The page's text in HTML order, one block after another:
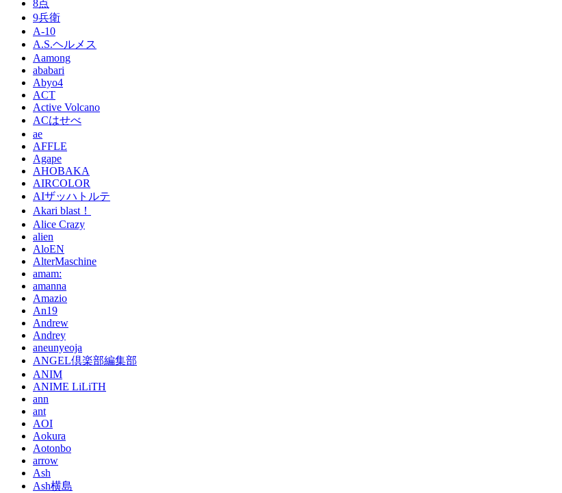
8点
9兵衛
A-10
A.S.ヘルメス
Aamong
ababari
Abyo4
ACT
Active Volcano
ACはせべ
ae
AFFLE
Agape
AHOBAKA
AIRCOLOR
AIザッハトルテ
Akari blast！
Alice Crazy
alien
AloEN
AlterMaschine
amam:
amanna
Amazio
An19
Andrew
Andrey
aneunyeoja
ANGEL倶楽部編集部
ANIM
ANIME LiLiTH
ann
ant
AOI
Aokura
Aotonbo
arrow
Ash
Ash横島